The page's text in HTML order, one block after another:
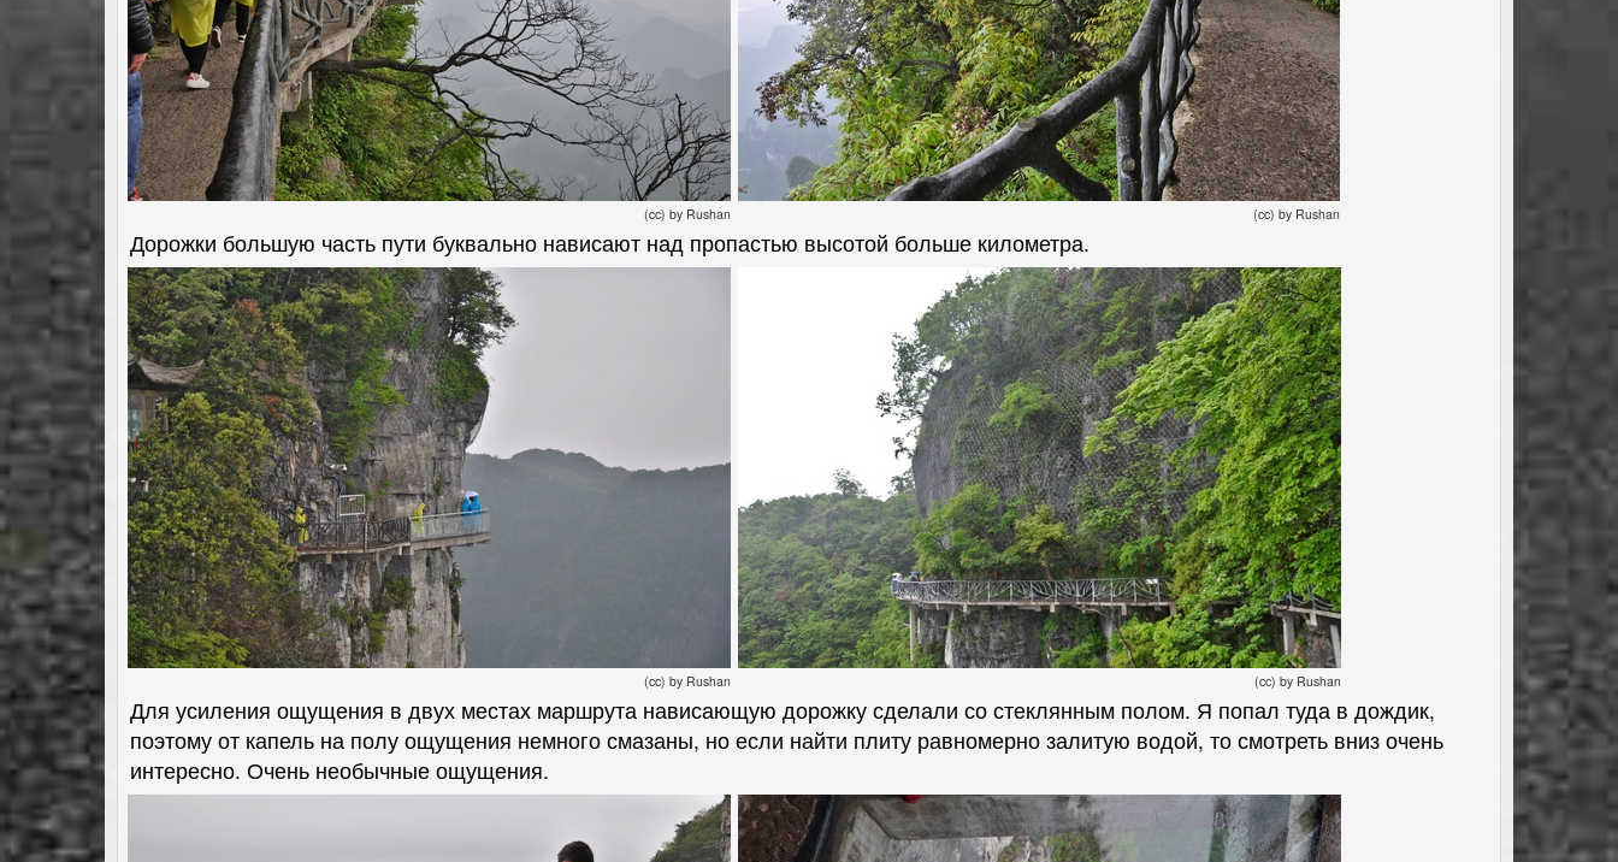
(cc) by Rushan (cc) by Rushan
Дорожки большую часть пути буквально нависают над пропастью высотой больше километра.
(cc) by Rushan (cc) by Rushan
Для усиления ощущения в двух местах маршрута нависающую дорожку сделали со стеклянным полом. Я попал туда в дождик,
поэтому от капель на полу ощущения немного смазаны, но если найти плиту равномерно залитую водой, то смотреть вниз очень
интересно. Очень необычные ощущения.